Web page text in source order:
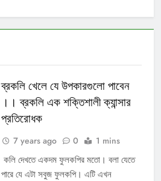
ব্রকলি খেলে যে উপকারগুলো পাবেন
।। ব্রকলি এক শক্তিশালী ক্যান্সার
প্রতিরোধক
7 years ago 0 1 mins
কলি দেখতে একদম ফুলকপির মতো। বলা যেতে
পারে যে এটা সবুজ ফুলকপি। এটি এখন